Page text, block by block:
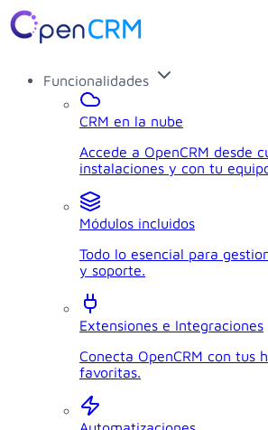
Funcionalidades
CRM en la nube
Accede a OpenCRM desde
instalaciones y con tu
Módulos incluidos
Todo lo esencial para
y soporte.
Extensiones e Integraciones
Conecta OpenCRM con tus
favoritas.